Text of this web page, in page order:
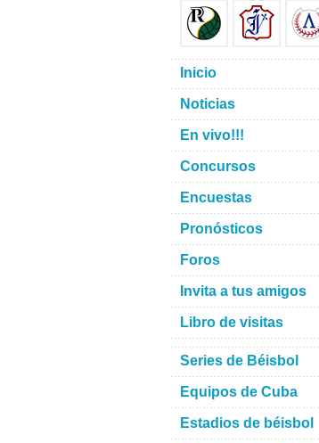
Inicio
Noticias
En vivo!!!
Concursos
Encuestas
Pronósticos
Foros
Invita a tus amigos
Libro de visitas
Series de Béisbol
Equipos de Cuba
Estadios de béisbol